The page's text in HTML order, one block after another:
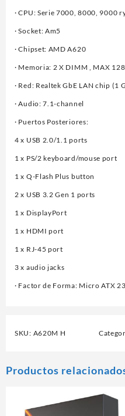
· CPU: Serie 7000, 8000, 9000
· Socket: Am5
· Chipset: AMD A620
· Memoria: 2 X DIMM , MAX
· Red: Realtek GbE LAN chip
· Audio: 7.1-channel
· Puertos Posteriores:
4 x USB 2.0/1.1 ports
1 x PS/2 keyboard/mouse port
1 x Q-Flash Plus button
2 x USB 3.2 Gen 1 ports
1 x DisplayPort
1 x HDMI port
1 x RJ-45 port
3 x audio jacks
· Factor de Forma: Micro ATX
SKU: A620M H
Productos